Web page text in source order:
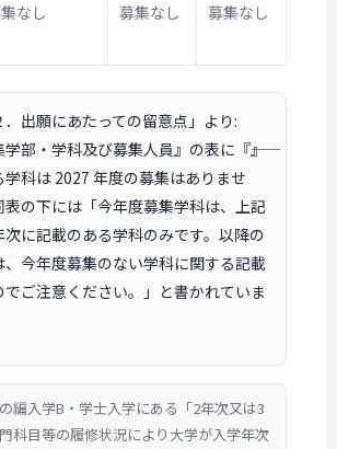
なし 募集なし 募集なし
出願にあたっての留意点」より:
学部・学科及び募集人員』の表に『――』
学科は 2027 年度の募集はありませ
表の下には「今年度募集学科は、上記
次に記載のある学科のみです。以降の
今年度募集のない学科に関する記載
でご注意ください。」と書かれていま
編入学B・学士入学にある「2年次又は3
科目等の履修状況により大学が入学年次